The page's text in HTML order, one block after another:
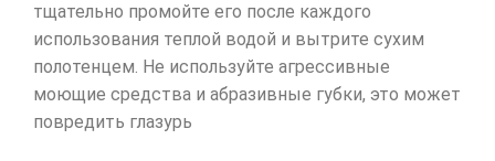
тщательно промойте его после каждого
использования теплой водой и вытрите сухим
полотенцем. Не используйте агрессивные
моющие средства и абразивные губки, это может
повредить глазурь